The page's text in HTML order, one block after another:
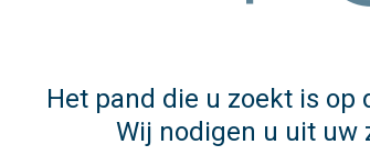
Het pand die u zoekt is
Wij nodigen u uit uw